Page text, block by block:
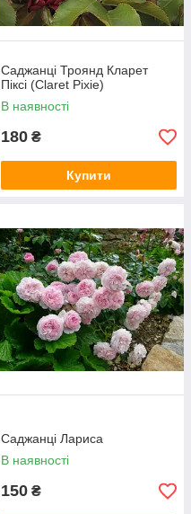
Саджанці Троянд Кларет
Піксі (Claret Pixie)
В наявності
180 ₴
Купити
Саджанці Лариса
В наявності
150 ₴